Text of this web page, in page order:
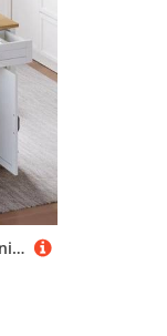
Oslghy Küchenwagen, Kücheninsel, Servierwagen mit Ausklappbarer Arbeitsplatte klappbar, Küchenschrank, Buffetschrank mit 2 Schublade und 2 Türen, Esswagen Anrichte mit Rollen, 120x40-65x89cm (Weiß)